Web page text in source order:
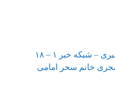
برنامه ویژه خبری – شبکه خبر ۱ – ۱۸